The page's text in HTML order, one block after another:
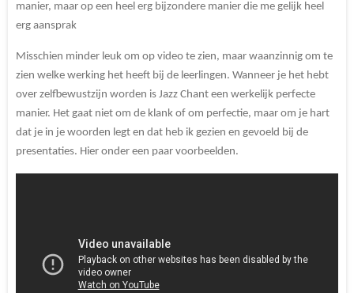
manier, maar op een heel erg bijzondere manier die me gelijk heel
erg aansprak
Misschien minder leuk om op video te zien, maar waanzinnig om te
zien welke werking het heeft bij de leerlingen. Wanneer je het hebt
over zelfbewustzijn worden is Jazz Chant een werkelijk perfecte
manier. Het gaat niet om de klank of om perfectie, maar om je hart
dat je in je woorden legt en dat heb ik gezien en gevoeld bij de
presentaties. Hier onder een paar voorbeelden.